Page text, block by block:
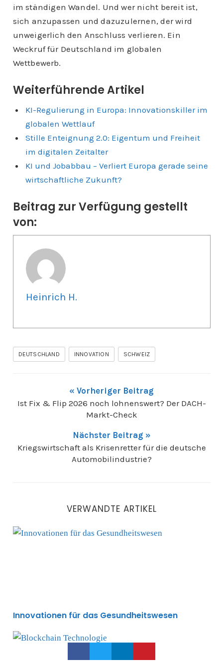
im ständigen Wandel. Und wer nicht bereit ist,
sich anzupassen und dazuzulernen, der wird
unweigerlich den Anschluss verlieren. Ein
Weckruf für Deutschland im globalen
Wettbewerb.
Weiterführende Artikel
KI-Regulierung in Europa: Innovationskiller im
globalen Wettlauf
Stille Enteignung 2.0: Eigentum und Freiheit
im digitalen Zeitalter
KI und Jobabbau – Verliert Europa gerade seine
wirtschaftliche Zukunft?
Beitrag zur Verfügung gestellt
von:
Heinrich H.
DEUTSCHLAND INNOVATION SCHWEIZ
« Vorheriger Beitrag
Ist Fix & Flip 2026 noch lohnenswert? Der DACH-
Markt-Check
Nächster Beitrag »
Kriegswirtschaft als Krisenretter für die deutsche
Automobilindustrie?
VERWANDTE ARTIKEL
Innovationen für das Gesundheitswesen
Innovationen für das Gesundheitswesen
Wo findet disruptive Veränderung statt, wie gehe ich